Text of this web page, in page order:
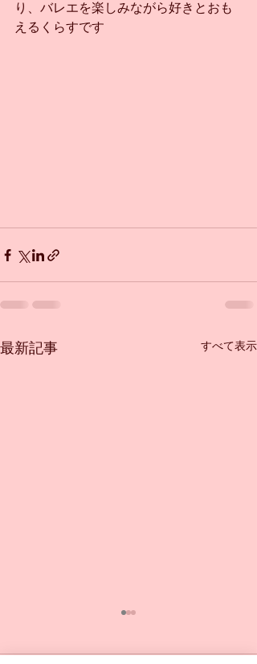
り、バレエを楽しみながら好きとおも
えるくらすです
最新記事 すべて表示